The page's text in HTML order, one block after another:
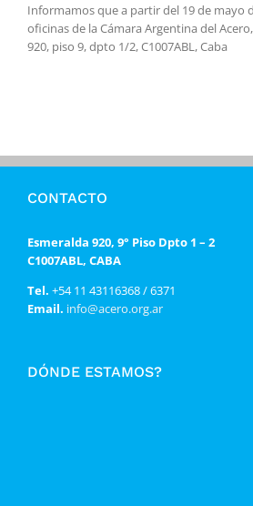
Informamos que a partir del 19 de mayo
oficinas de la Cámara Argentina del
920, piso 9, dpto 1/2, C1007ABL, Caba
CONTACTO
Esmeralda 920, 9° Piso Dpto 1 – 2
C1007ABL, CABA
Tel. +54 11 43116368 / 6371
Email. info@acero.org.ar
DÓNDE ESTAMOS?